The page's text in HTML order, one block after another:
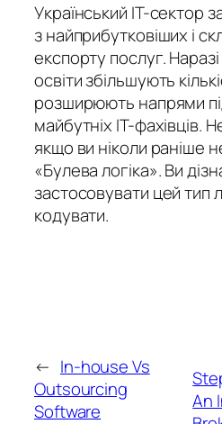
Український IT-сектор
з найприбутковіших і
експорту послуг.
освіти збільшують
розширюють напрями
майбутніх ІТ-фахівців.
якщо ви ніколи раніше
«Булева логіка». Ви
застосовувати цей тип
кодувати.
← In-house Vs
Outsourcing
Software
An